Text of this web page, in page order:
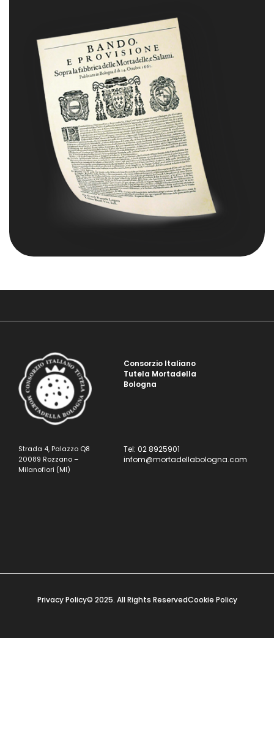
Consorzio Italiano
Tutela Mortadella
Bologna
Strada 4, Palazzo Q8
20089 Rozzano –
Milanofiori (MI)
Tel: 02 8925901
infom@mortadellabologna.com
Privacy Policy© 2025. All Rights ReservedCookie Policy